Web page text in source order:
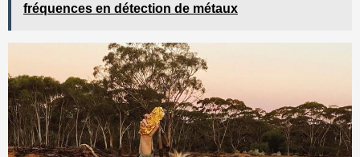
fréquences en détection de métaux